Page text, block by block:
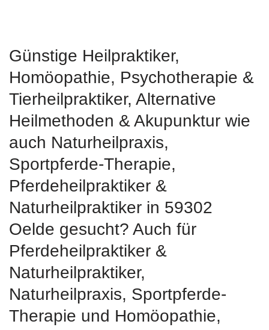
Günstige Heilpraktiker,
‎Homöopathie, ‎Psychotherapie &
‎Tierheilpraktiker, Alternative
Heilmethoden & Akupunktur wie
auch Naturheilpraxis,
Sportpferde-Therapie,
Pferdeheilpraktiker &
Naturheilpraktiker in 59302
Oelde gesucht? Auch für
Pferdeheilpraktiker &
Naturheilpraktiker,
Naturheilpraxis, Sportpferde-
Therapie und ‎Homöopathie,